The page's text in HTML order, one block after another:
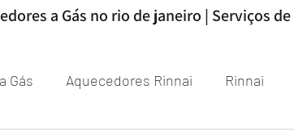
a Gás no rio de janeiro | Serviços
Gás Aquecedores Rinnai Rinnai